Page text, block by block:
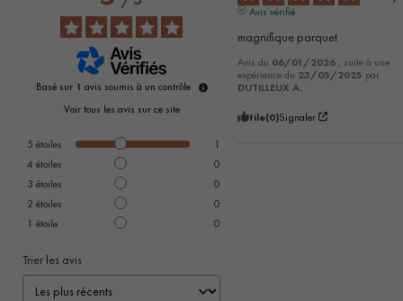
Basé sur 1 avis soumis à un contrôle
Voir tous les avis sur ce site
5 étoiles
1
4 étoiles
0
3 étoiles
0
2 étoiles
0
1 étoile 0
Trier les avis
Avis vérifié
magnifique parquet
Avis du 06/01/2026 , suite à une
expérience du 23/05/2025 par
DUTILLEUX A.
Utile(0)Signaler